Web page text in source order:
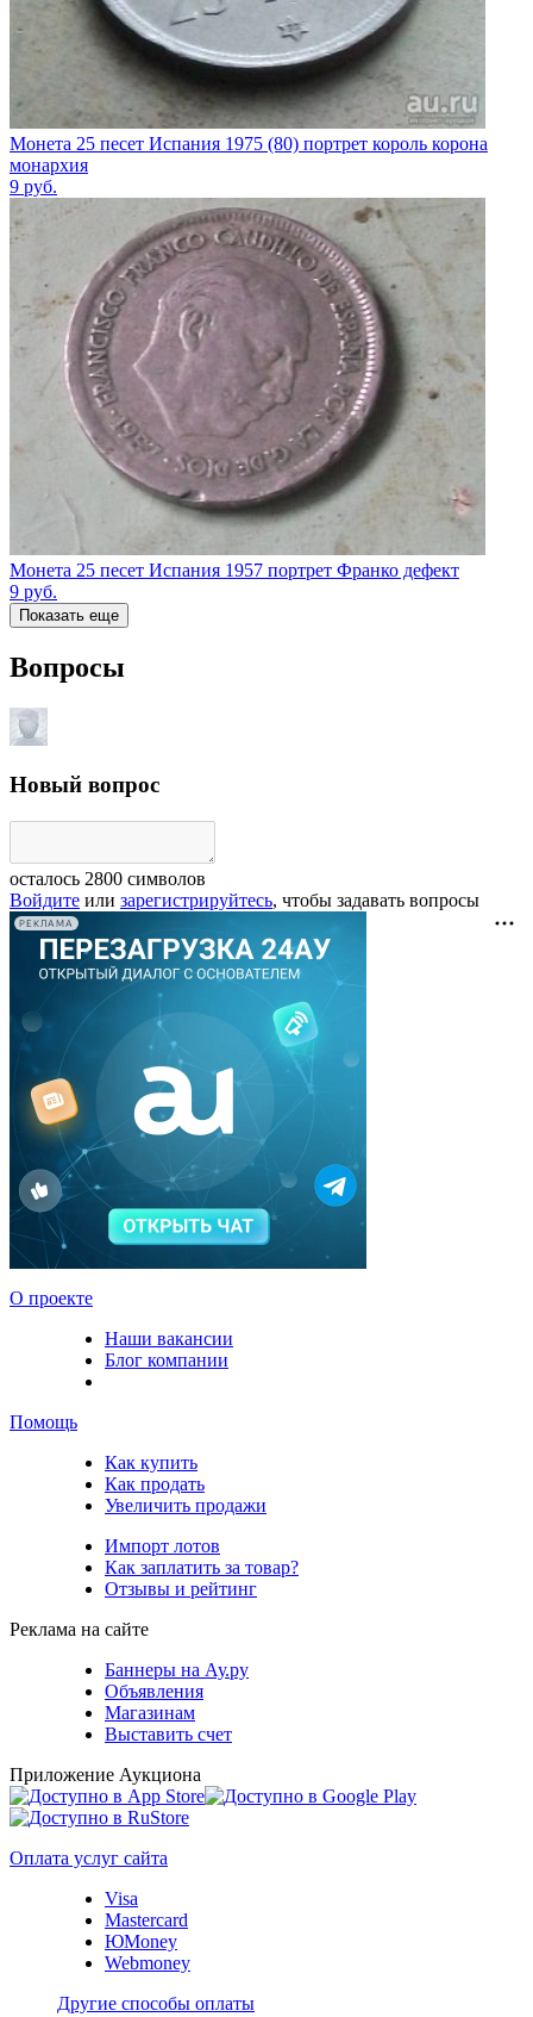
Монета 25 песет Испания 1975 (80) портрет король корона
монархия
9 руб.
Монета 25 песет Испания 1957 портрет Франко дефект
9 руб.
Показать еще
Вопросы
Новый вопрос
осталось 2800 символов
Войдите или зарегистрируйтесь, чтобы задавать вопросы
РЕКЛАМА
О проекте
Наши вакансии
Блог компании
Помощь
Как купить
Как продать
Увеличить продажи
Импорт лотов
Как заплатить за товар?
Отзывы и рейтинг
Реклама на сайте
Баннеры на Ау.ру
Объявления
Магазинам
Выставить счет
Приложение Аукциона
Оплата услуг сайта
Visa
Mastercard
ЮMoney
Webmoney
Другие способы оплаты